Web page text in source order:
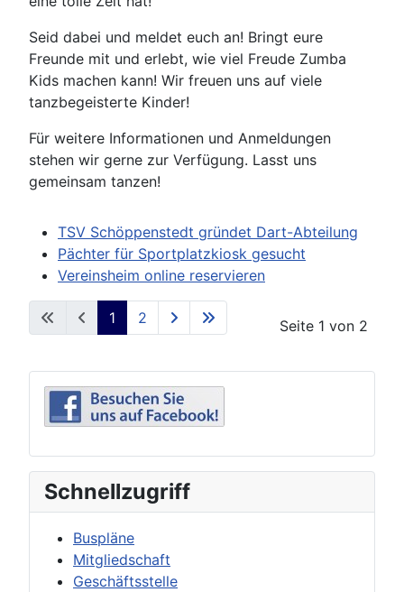
Seid dabei und meldet euch an! Bringt eure
Freunde mit und erlebt, wie viel Freude Zumba
Kids machen kann! Wir freuen uns auf viele
tanzbegeisterte Kinder!
Für weitere Informationen und Anmeldungen
stehen wir gerne zur Verfügung. Lasst uns
gemeinsam tanzen!
TSV Schöppenstedt gründet Dart-Abteilung
Pächter für Sportplatzkiosk gesucht
Vereinsheim online reservieren
Seite 1 von 2
1 2
Schnellzugriff
Buspläne
Mitgliedschaft
Geschäftsstelle